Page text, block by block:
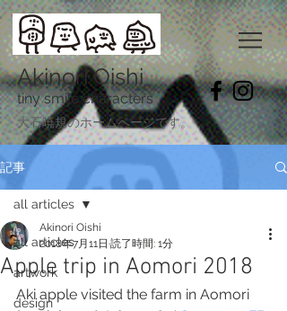
Akinori Oishi
tiny smile characters
​大石暁規のホームページです。
記事
all articles
artwork
design
all articles
Apple trip in Aomori 2018
Akinori Oishi
2018年7月11日 読了時間: 1分
Aki apple visited the farm in Aomori